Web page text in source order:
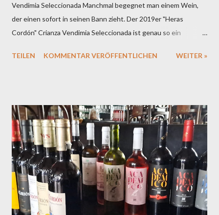
Vendimia Seleccionada Manchmal begegnet man einem Wein,
der einen sofort in seinen Bann zieht. Der 2019er "Heras
Cordón" Crianza Vendimia Seleccionada ist genau so ein
Weinregion zu den besten der Welt gehört. Erste Eindrücke: Ein
Noten von Waldboden zu einem Bouquet, das pure Magie
ausstrahlt. Diese Duftkomposition verspricht bereits, was der
erste Schluck bestätigt: Hier haben wir es mit einem
außergewöhnlichen Wein zu tun. Geschmackserlebnis: Eleganz
trifft auf Kraft Am Gaumen offenbart der Heras Cordón seine
wahre Größe. Die Eleganz, mit der sich dieser Crianza
präsentiert, ist bemerkenswert. Feine Würze paart sich mit
einer samtigen Textur, während die komplexe Struktur...
TEILEN KOMMENTAR VERÖFFENTLICHEN WEITER »